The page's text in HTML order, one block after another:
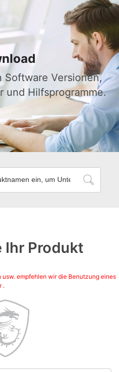
Software Versionen,
und Hilfsprogramme.
Ihr Produkt
empfehlen wir die Benutzung eines
.